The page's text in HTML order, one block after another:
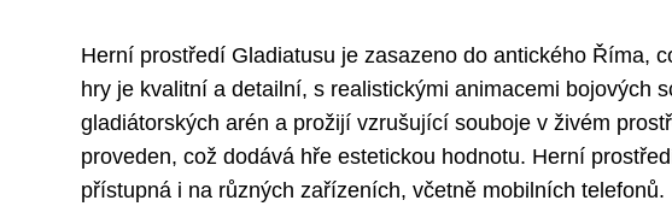
Herní prostředí Gladiatusu je zasazeno do antického Říma,
hry je kvalitní a detailní, s realistickými animacemi bojových
gladiátorských arén a prožijí vzrušující souboje v živém
proveden, což dodává hře estetickou hodnotu. Herní
přístupná i na různých zařízeních, včetně mobilních telefonů.